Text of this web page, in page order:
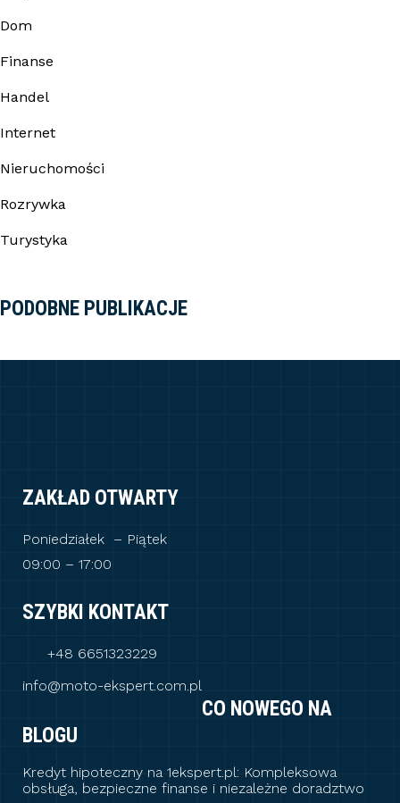
Dom
Finanse
Handel
Internet
Nieruchomości
Rozrywka
Turystyka
PODOBNE PUBLIKACJE
ZAKŁAD OTWARTY
Poniedziałek – Piątek
09:00 – 17:00
SZYBKI KONTAKT
+48 6651323229
info@moto-ekspert.com.pl
CO NOWEGO NA
BLOGU
Kredyt hipoteczny na 1ekspert.pl: Kompleksowa
obsługa, bezpieczne finanse i niezależne doradztwo